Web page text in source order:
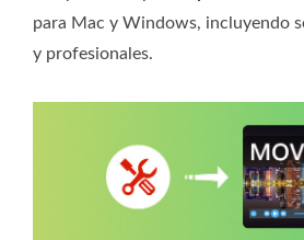
para Mac y Windows, incluyendo
y profesionales.